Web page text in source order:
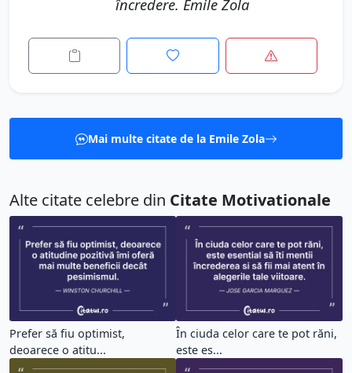
încredere. Emile Zola
Mai multe citate de la Emile Zola
Alte citate celebre din Citate Motivationale
Prefer să fiu optimist,
deoarece o atitu...
În ciuda celor care te pot răni,
este es...